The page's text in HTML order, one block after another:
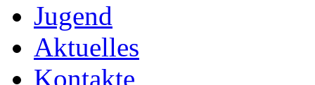
Jugend
Aktuelles
Kontakte